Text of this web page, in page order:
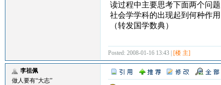
读过程中主要思考下面两个问
社会学学科的出现起到何种作
（转发国学数典）
Posted: 2008-01-16 13:43 | [楼 主]
李祖佩
做人要有“大志”